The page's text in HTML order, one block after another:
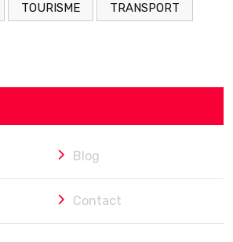
TOURISME TRANSPORT
Blog
Contact